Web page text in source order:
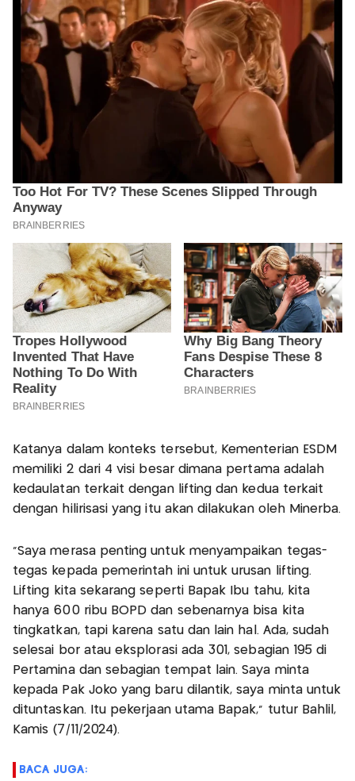
Katanya dalam konteks tersebut, Kementerian ESDM
memiliki 2 dari 4 visi besar dimana pertama adalah
kedaulatan terkait dengan lifting dan kedua terkait
dengan hilirisasi yang itu akan dilakukan oleh Minerba.
"Saya merasa penting untuk menyampaikan tegas-
tegas kepada pemerintah ini untuk urusan lifting.
Lifting kita sekarang seperti Bapak Ibu tahu, kita
hanya 600 ribu BOPD dan sebenarnya bisa kita
tingkatkan, tapi karena satu dan lain hal. Ada, sudah
selesai bor atau eksplorasi ada 301, sebagian 195 di
Pertamina dan sebagian tempat lain. Saya minta
kepada Pak Joko yang baru dilantik, saya minta untuk
dituntaskan. Itu pekerjaan utama Bapak," tutur Bahlil,
Kamis (7/11/2024).
BACA JUGA: